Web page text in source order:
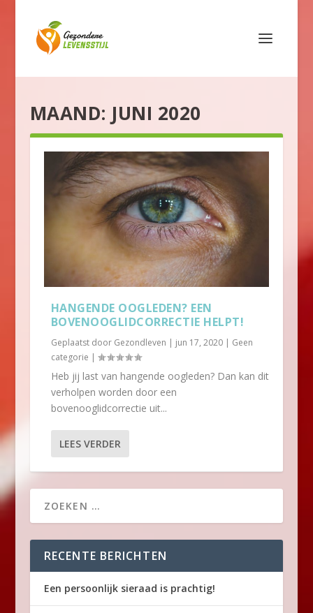
MAAND: JUNI 2020
HANGENDE OOGLEDEN? EEN
BOVENOOGLIDCORRECTIE HELPT!
Geplaatst door Gezondleven | jun 17, 2020| Geen
categorie |
Heb jij last van hangende oogleden? Dan kan dit
verholpen worden door een
bovenooglidcorrectie uit...
LEES VERDER
RECENTE BERICHTEN
Een persoonlijk sieraad is prachtig!